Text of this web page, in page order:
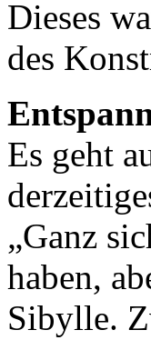
Dieses
des
Es geht
„Ganz
haben,
Sibylle.